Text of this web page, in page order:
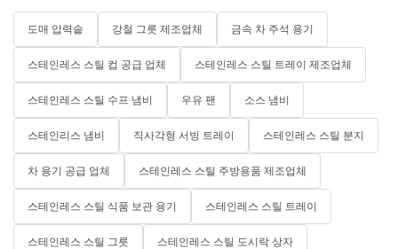
도매 압력솥 강철 그릇 제조업체 금속 차 주석 용기
스테인레스 스틸 컵 공급 업체 스테인레스 스틸 트레이 제조업체
스테인레스 스틸 수프 냄비 우유 팬 소스 냄비
스테인리스 냄비 직사각형 서빙 트레이 스테인레스 스틸 분지
차 용기 공급 업체 스테인레스 스틸 주방용품 제조업체
스테인레스 스틸 식품 보관 용기 스테인레스 스틸 트레이
스테인레스 스틸 그릇 스테인레스 스틸 도시락 상자